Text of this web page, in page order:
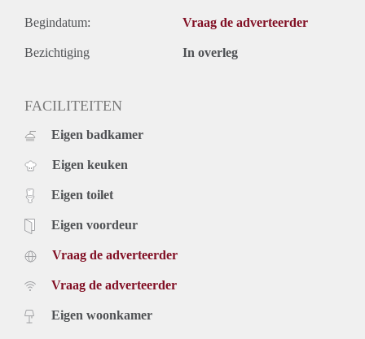
Begindatum: Vraag de adverteerder
Bezichtiging In overleg
FACILITEITEN
Eigen badkamer
Eigen keuken
Eigen toilet
Eigen voordeur
Vraag de adverteerder
Vraag de adverteerder
Eigen woonkamer